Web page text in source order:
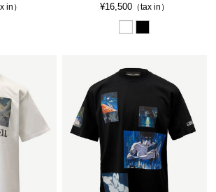
in）
¥16,500（tax in）